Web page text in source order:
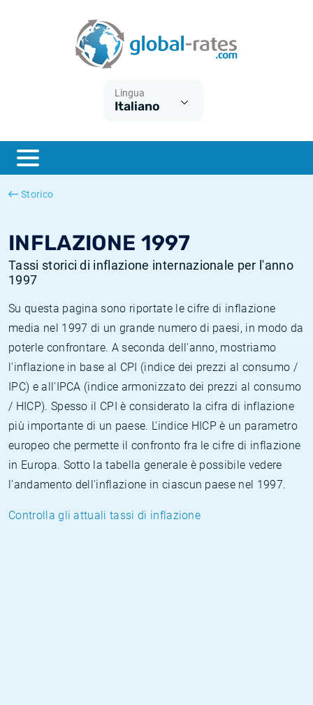
Lingua
Italiano
Storico
INFLAZIONE 1997
Tassi storici di inflazione internazionale per l'anno
1997
Su questa pagina sono riportate le cifre di inflazione
media nel 1997 di un grande numero di paesi, in modo da
poterle confrontare. A seconda dell'anno, mostriamo
l'inflazione in base al CPI (indice dei prezzi al consumo /
IPC) e all'IPCA (indice armonizzato dei prezzi al consumo
/ HICP). Spesso il CPI è considerato la cifra di inflazione
più importante di un paese. L'indice HICP è un parametro
europeo che permette il confronto fra le cifre di inflazione
in Europa. Sotto la tabella generale è possibile vedere
l'andamento dell'inflazione in ciascun paese nel 1997.
Controlla gli attuali tassi di inflazione
ESTER
SONIA
Cos'è l'inflazione CPI?
Cos'è l'inflazione HICP?
Inflazione Italia
Inflazione Stati Uniti
Tassi storici Euribor
Tassi storici di SONIA
Tassi storici di TONAR
Calcolatore dell’inflazione